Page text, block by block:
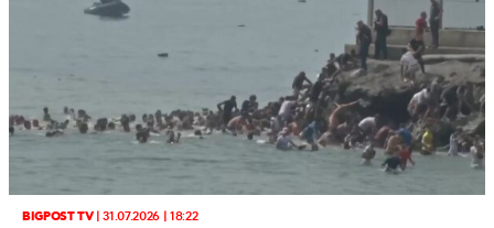
BIGPOST TV|31.07.2026 | 18:22